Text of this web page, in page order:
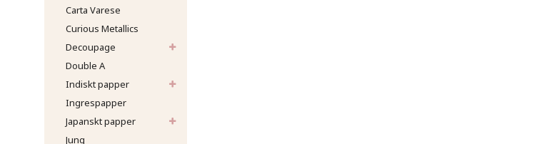
Carta Varese
Curious Metallics
Decoupage
Double A
Indiskt papper
Ingrespapper
Japanskt papper
Jung